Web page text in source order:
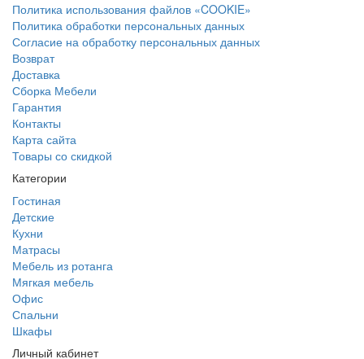
Политика использования файлов «COOKIE»
Политика обработки персональных данных
Согласие на обработку персональных данных
Возврат
Доставка
Сборка Мебели
Гарантия
Контакты
Карта сайта
Товары со скидкой
Категории
Гостиная
Детские
Кухни
Матрасы
Мебель из ротанга
Мягкая мебель
Офис
Спальни
Шкафы
Личный кабинет